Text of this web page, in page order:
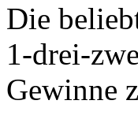
Die
1-drei-
Gewinne